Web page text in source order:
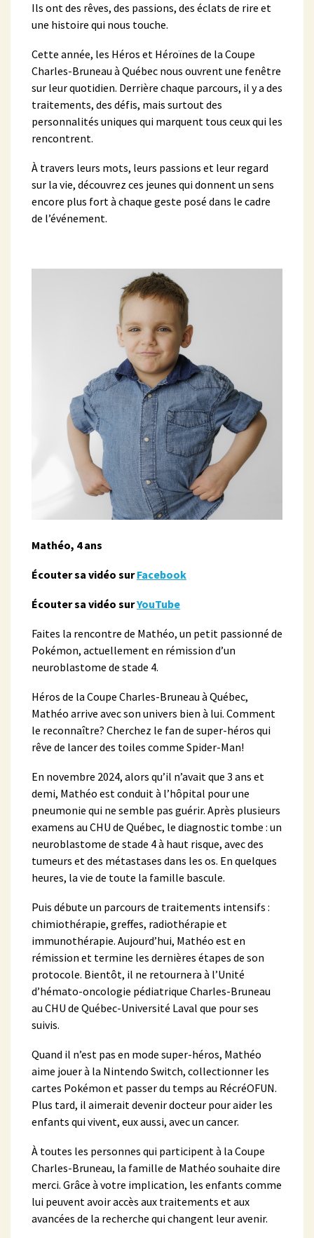
Ils ont des rêves, des passions, des éclats de rire et
une histoire qui nous touche.
Cette année, les Héros et Héroïnes de la Coupe
Charles-Bruneau à Québec nous ouvrent une fenêtre
sur leur quotidien. Derrière chaque parcours, il y a des
traitements, des défis, mais surtout des
personnalités uniques qui marquent tous ceux qui les
rencontrent.
À travers leurs mots, leurs passions et leur regard
sur la vie, découvrez ces jeunes qui donnent un sens
encore plus fort à chaque geste posé dans le cadre
de l’événement.
Mathéo, 4 ans
Écouter sa vidéo surFacebook
Écouter sa vidéo surYouTube
Faites la rencontre de Mathéo, un petit passionné de
Pokémon, actuellement en rémission d’un
neuroblastome de stade 4.
Héros de la Coupe Charles-Bruneau à Québec,
Mathéo arrive avec son univers bien à lui. Comment
le reconnaître? Cherchez le fan de super-héros qui
rêve de lancer des toiles comme Spider-Man! ️
En novembre 2024, alors qu’il n’avait que 3 ans et
demi, Mathéo est conduit à l’hôpital pour une
pneumonie qui ne semble pas guérir. Après plusieurs
examens au CHU de Québec, le diagnostic tombe : un
neuroblastome de stade 4 à haut risque, avec des
tumeurs et des métastases dans les os. En quelques
heures, la vie de toute la famille bascule.
Puis débute un parcours de traitements intensifs :
chimiothérapie, greffes, radiothérapie et
immunothérapie. Aujourd’hui, Mathéo est en
rémission et termine les dernières étapes de son
protocole. Bientôt, il ne retournera à l’Unité
d’hémato-oncologie pédiatrique Charles-Bruneau
au CHU de Québec-Université Laval que pour ses
suivis.
Quand il n’est pas en mode super-héros, Mathéo
aime jouer à la Nintendo Switch, collectionner les
cartes Pokémon et passer du temps au RécréOFUN.
Plus tard, il aimerait devenir docteur pour aider les
enfants qui vivent, eux aussi, avec un cancer.
À toutes les personnes qui participent à la Coupe
Charles-Bruneau, la famille de Mathéo souhaite dire
merci. Grâce à votre implication, les enfants comme
lui peuvent avoir accès aux traitements et aux
avancées de la recherche qui changent leur avenir.